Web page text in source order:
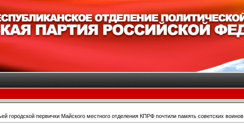
городской первички Майского местного отделения КПРФ почтили память советских воинов